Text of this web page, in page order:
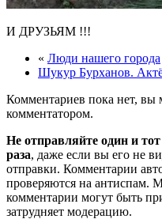
И ДРУЗЬЯМ !!!
« Люди нашего города
Шукур Бурханов.
Комментариев пока нет, вы
комментатором.
Не отправляйте один и
раза, даже если вы его не
отправки. Комментарии
проверяются на антиспам.
комментарии могут быть
затрудняет модерацию.